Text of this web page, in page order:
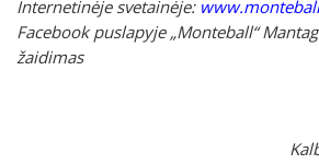
Internetinėje svetainėje:
Facebook puslapyje „Monteball“
žaidimas